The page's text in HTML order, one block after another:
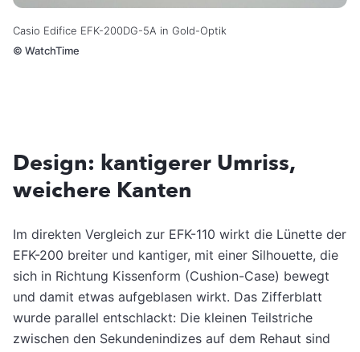
Casio Edifice EFK-200DG-5A in Gold-Optik
© WatchTime
Design: kantigerer Umriss,
weichere Kanten
Im direkten Vergleich zur EFK-110 wirkt die Lünette der
EFK-200 breiter und kantiger, mit einer Silhouette, die
sich in Richtung Kissenform (Cushion-Case) bewegt
und damit etwas aufgeblasen wirkt. Das Zifferblatt
wurde parallel entschlackt: Die kleinen Teilstriche
zwischen den Sekundenindizes auf dem Rehaut sind